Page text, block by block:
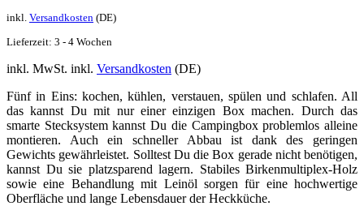
inkl. Versandkosten (DE)
Lieferzeit: 3 - 4 Wochen
inkl. MwSt. inkl. Versandkosten (DE)
Fünf in Eins: kochen, kühlen, verstauen, spülen und schlafen. All
das kannst Du mit nur einer einzigen Box machen. Durch das
smarte Stecksystem kannst Du die Campingbox problemlos alleine
montieren. Auch ein schneller Abbau ist dank des geringen
Gewichts gewährleistet. Solltest Du die Box gerade nicht benötigen,
kannst Du sie platzsparend lagern. Stabiles Birkenmultiplex-Holz
sowie eine Behandlung mit Leinöl sorgen für eine hochwertige
Oberfläche und lange Lebensdauer der Heckküche.